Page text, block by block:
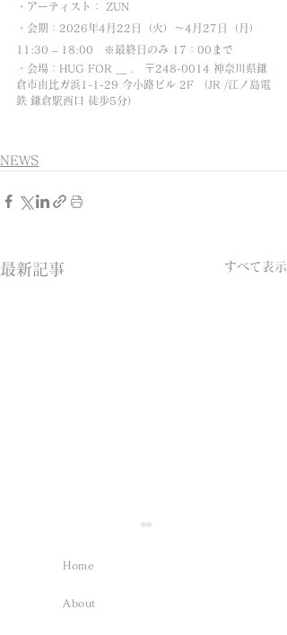
・アーティスト： ZUN
・ 会期：2026年4月22日（火）～4月27日（月）
11:30 – 18:00　※最終日のみ 17：00まで
・会場：HUG FOR ＿ .　〒248-0014 神奈川県鎌
倉市由比ガ浜1-1-29 今小路ビル 2F （JR /江ノ島電
鉄 鎌倉駅西口 徒歩5分）
NEWS
最新記事 すべて表示
Home
About